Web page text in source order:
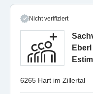
Nicht verifiziert
6265 Hart im Zillertal